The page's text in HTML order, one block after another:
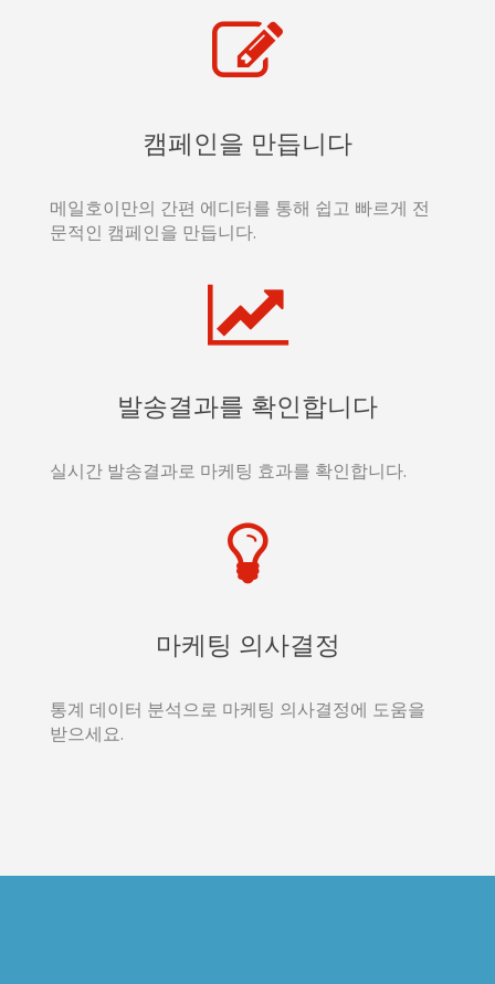
캠페인을 만듭니다
메일호이만의 간편 에디터를 통해 쉽고 빠르게 전
문적인 캠페인을 만듭니다.
발송결과를 확인합니다
실시간 발송결과로 마케팅 효과를 확인합니다.
마케팅 의사결정
통계 데이터 분석으로 마케팅 의사결정에 도움을
받으세요.